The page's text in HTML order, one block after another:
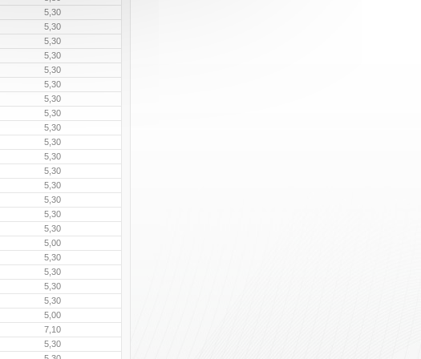
5,30
5,30
5,30
5,30
5,30
5,30
5,30
5,30
5,30
5,30
5,30
5,30
5,30
5,30
5,30
5,30
5,00
5,30
5,30
5,30
5,30
5,00
7,10
5,30